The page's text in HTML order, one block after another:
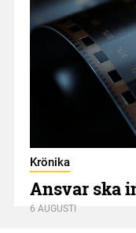
Krönika
Ansvar ska
6 AUGUSTI